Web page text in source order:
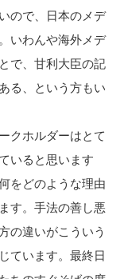
ので、日本のメデ
いわんや海外メデ
で、甘利大臣の記
る、という方もい
クホルダーはとて
いると思います
をどのような理由
す。手法の善し悪
の違いがこういう
ています。最終日